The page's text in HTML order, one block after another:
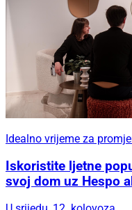
Idealno vrijeme za
Iskoristite ljetne
svoj dom uz Hespo